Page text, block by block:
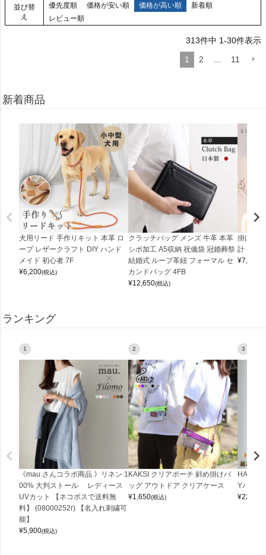
並び替
え
優先度順 価格が安い順 価格が高い順
新着順
レビュー順
313件中 1-30件表示
1
2 11
新着商品
犬用リード 手作りキット 本革 ロ
ープ レザークラフト DIY ハンド
メイド 初心者 7F
¥6,200(税込)
クラッチバッグ メンズ 牛革 本革
シボ加工 A5収納 祝儀袋 冠婚葬祭
結婚式 ループ革紐 フォーマル セ
カンドバッグ 4FB
¥12,650(税込)
掛け時
計
¥7,150
ランキング
1
《mau.さんコラボ商品 》リネン 1
00% 大判ストール レディース
UVカット 【ネコポスで送料無
料】 (08000252r) 【名入れ刺繍可
能】
¥5,900(税込)
2
KAKSI クリアポーチ 斜め掛けバ
ッグ アウトドア クリアケース
¥1,650(税込)
3
Yバッグ
¥22,000